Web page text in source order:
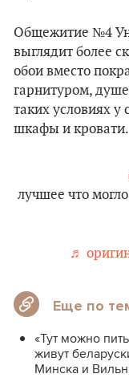
Общежитие №4
выглядит более
обои вместо
гарнитуром,
таких условиях у
шкафы и кровати.
лучшее что
♬
Еще по
«Тут можно
живут
Минска и